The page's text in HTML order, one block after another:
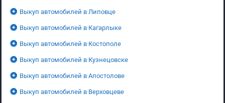
Выкуп автомобилей в Липовце
Выкуп автомобилей в Кагарлыке
Выкуп автомобилей в Костополе
Выкуп автомобилей в Кузнецовске
Выкуп автомобилей в Апостолове
Выкуп автомобилей в Верховцеве